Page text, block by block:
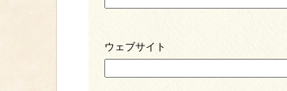
ウェブサイト